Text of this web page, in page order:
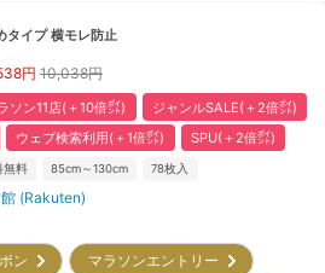
タイプ 横モレ防止
円 10,038円
ソン11店(＋10倍㌽)
ジャンルSALE(＋2倍㌽)
ウェブ検索利用(＋1倍㌽) SPU(＋2倍㌽)
無料 85cm～130cm 78枚入
(Rakuten)
ン
マラソンエントリー